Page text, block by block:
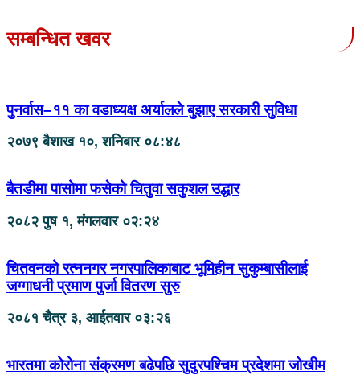
सम्बन्धित खवर
पुनर्वास–११ का वडाध्यक्ष अर्यालले बुझाए सरकारी सुविधा
२०७९ बैशाख १०, शनिबार ०८:४८
बैतडीमा पासोमा फसेको चितुवा सकुशल उद्धार
२०८२ पुष १, मंगलवार ०२:२४
चितवनको रत्ननगर नगरपालिकाबाट भूमिहीन सुकुम्बासीलाई
जग्गाधनी प्रमाण पुर्जा वितरण सुरु
२०८१ चैत्र ३, आईतवार ०३:२६
भारतमा कोरोना संक्रमण बढेपछि सुदुरपश्चिम प्रदेशमा जोखीम